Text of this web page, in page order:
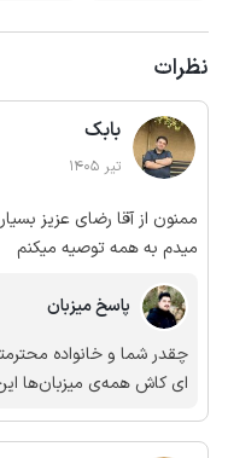
نظرات
بابک
تیر 1405
میدم به همه توصیه میکنم
پاسخ میزبان
چقدر شما و خانواده
ای کاش همه‌ی میزبان‌ها